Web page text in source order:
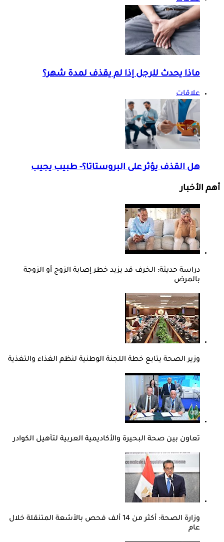
ماذا يحدث للرجل إذا لم يقذف لمدة شهر؟
علاقات
هل القذف يؤثر على البروستاتا؟- طبيب يجيب
أهم الأخبار
دراسة حديثة: الخرف قد يزيد خطر إصابة الزوج أو الزوجة
بالمرض
وزير الصحة يتابع خطة اللجنة الوطنية لنظم الغذاء والتغذية
تعاون بين صحة البحيرة والأكاديمية العربية لتأهيل الكوادر
وزارة الصحة: أكثر من 14 ألف فحص بالأشعة المتنقلة خلال
عام